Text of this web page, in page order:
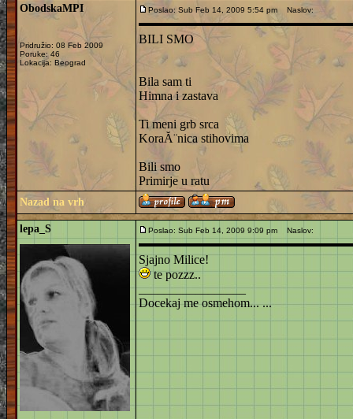
ObodskaMPI
Pridružio: 08 Feb 2009
Poruke: 46
Lokacija: Beograd
Poslao: Sub Feb 14, 2009 5:54 pm Naslov:
BILI SMO
Bila sam ti
Himna i zastava
Ti meni grb srca
KoraĂ¨nica stihovima
Bili smo
Primirje u ratu
Nazad na vrh
lepa_S Poslao: Sub Feb 14, 2009 9:09 pm Naslov:
Sjajno Milice!
te pozzz..
_________________
Docekaj me osmehom... ...